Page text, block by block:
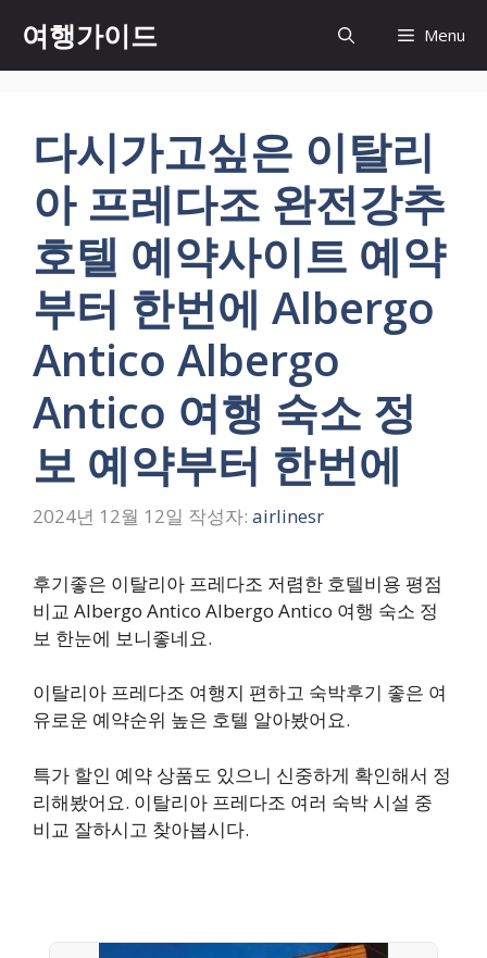
츠
여행가이드 Menu
다시가고싶은 이탈리
아 프레다조 완전강추
호텔 예약사이트 예약
부터 한번에 Albergo
Antico Albergo
Antico 여행 숙소 정
보 예약부터 한번에
2024년 12월 12일 작성자: airlinesr
후기좋은 이탈리아 프레다조 저렴한 호텔비용 평점
비교 Albergo Antico Albergo Antico 여행 숙소 정
보 한눈에 보니좋네요.
이탈리아 프레다조 여행지 편하고 숙박후기 좋은 여
유로운 예약순위 높은 호텔 알아봤어요.
특가 할인 예약 상품도 있으니 신중하게 확인해서 정
리해봤어요. 이탈리아 프레다조 여러 숙박 시설 중
비교 잘하시고 찾아봅시다.